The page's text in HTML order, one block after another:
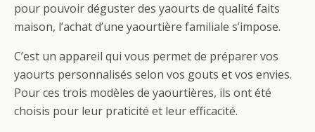
pour pouvoir déguster des yaourts de qualité faits
maison, l’achat d’une yaourtière familiale s’impose.
C’est un appareil qui vous permet de préparer vos
yaourts personnalisés selon vos gouts et vos envies.
Pour ces trois modèles de yaourtières, ils ont été
choisis pour leur praticité et leur efficacité.